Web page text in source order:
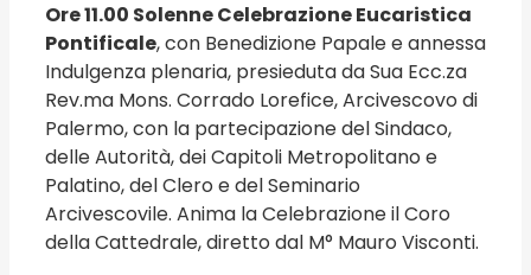
Ore 11.00 Solenne Celebrazione Eucaristica
Pontificale, con Benedizione Papale e annessa
Indulgenza plenaria, presieduta da Sua Ecc.za
Rev.ma Mons. Corrado Lorefice, Arcivescovo di
Palermo, con la partecipazione del Sindaco,
delle Autorità, dei Capitoli Metropolitano e
Palatino, del Clero e del Seminario
Arcivescovile. Anima la Celebrazione il Coro
della Cattedrale, diretto dal M° Mauro Visconti.